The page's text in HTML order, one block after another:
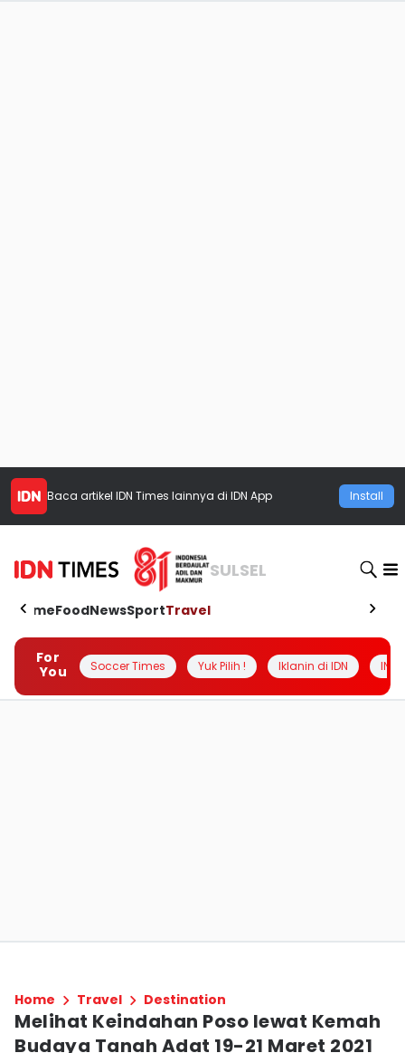
Baca artikel IDN Times lainnya di IDN App Install
SULSEL
HomeFoodNewsSportTravel
For
You
Soccer Times Yuk Pilih ! Iklanin di IDN
Home Travel Destination
Melihat Keindahan Poso lewat Kemah
Budaya Tanah Adat 19-21 Maret 2021